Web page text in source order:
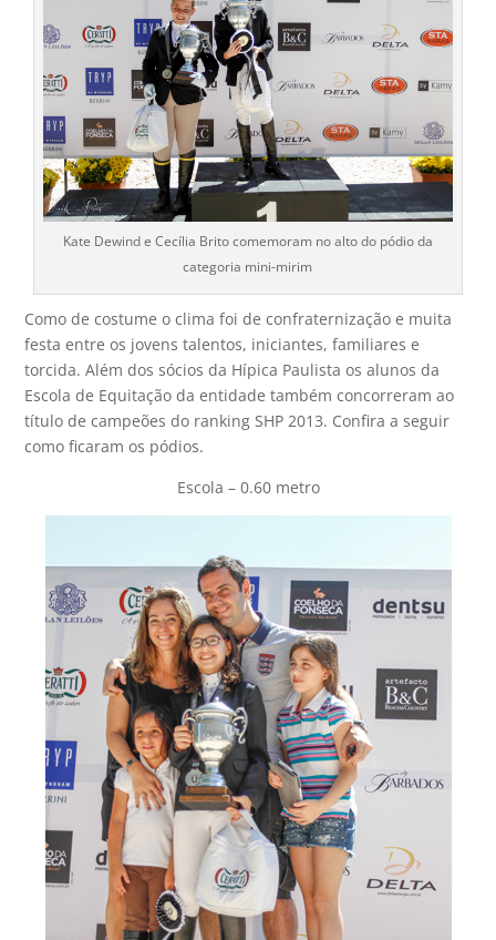
Kate Dewind e Cecília Brito comemoram no alto do pódio da
categoria mini-mirim
Como de costume o clima foi de confraternização e muita
festa entre os jovens talentos, iniciantes, familiares e
torcida. Além dos sócios da Hípica Paulista os alunos da
Escola de Equitação da entidade também concorreram ao
título de campeões do ranking SHP 2013. Confira a seguir
como ficaram os pódios.
Escola – 0.60 metro